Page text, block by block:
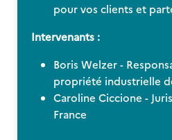
pour vos clients et
Intervenants :
Boris Welzer -
propriété industrielle
Caroline Ciccione -
France